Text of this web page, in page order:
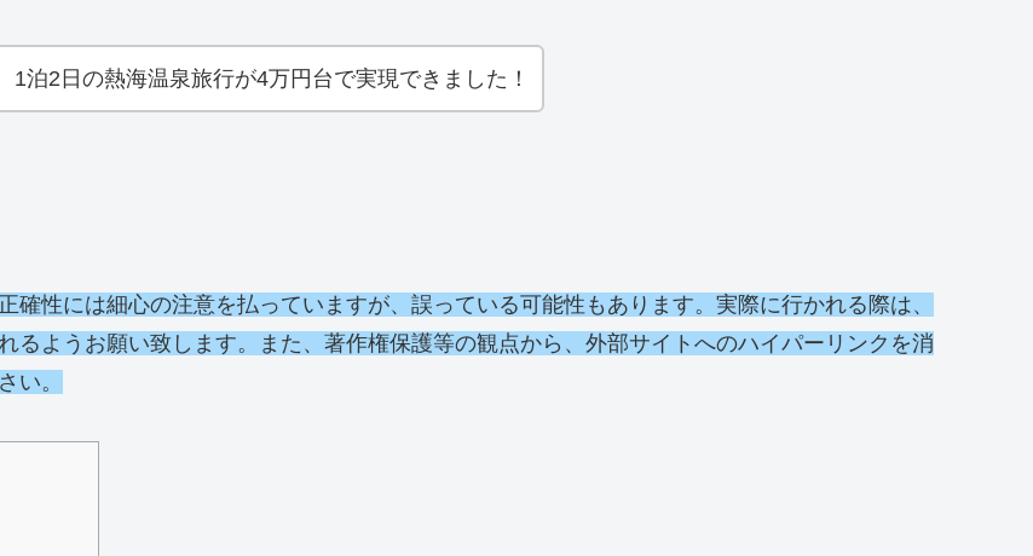
泊2日の熱海温泉旅行が4万円台で実現できました！
性には細心の注意を払っていますが、誤っている可能性もあります。実際に行かれる際は、
るようお願い致します。また、著作権保護等の観点から、外部サイトへのハイパーリンクを消
い。